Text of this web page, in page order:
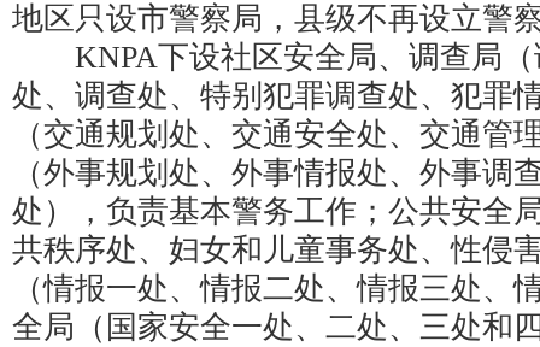
地区只设市警察局，县级不再设立警
KNPA下设社区安全局、调查局（
处、调查处、特别犯罪调查处、犯罪
（交通规划处、交通安全处、交通管
（外事规划处、外事情报处、外事调
处），负责基本警务工作；公共安全
共秩序处、妇女和儿童事务处、性侵
（情报一处、情报二处、情报三处、
全局（国家安全一处、二处、三处和